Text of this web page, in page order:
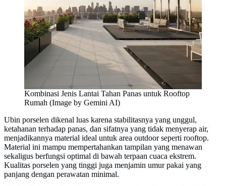
Kombinasi Jenis Lantai Tahan Panas untuk Rooftop
Rumah (Image by Gemini AI)
Ubin porselen dikenal luas karena stabilitasnya yang unggul,
ketahanan terhadap panas, dan sifatnya yang tidak menyerap air,
menjadikannya material ideal untuk area outdoor seperti rooftop.
Material ini mampu mempertahankan tampilan yang menawan
sekaligus berfungsi optimal di bawah terpaan cuaca ekstrem.
Kualitas porselen yang tinggi juga menjamin umur pakai yang
panjang dengan perawatan minimal.